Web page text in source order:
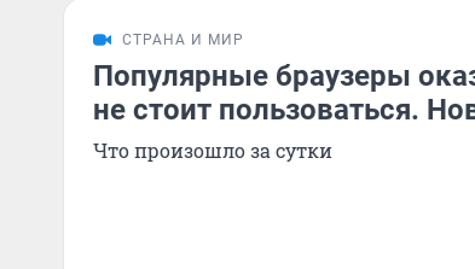
СТРАНА И МИР
Популярные браузеры
не стоит пользоваться.
Что произошло за сутки